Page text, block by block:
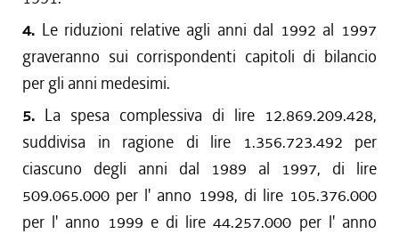
4. Le riduzioni relative agli anni dal 1992 al 1997
graveranno sui corrispondenti capitoli di bilancio
per gli anni medesimi.
5. La spesa complessiva di lire 12.869.209.428,
suddivisa in ragione di lire 1.356.723.492 per
ciascuno degli anni dal 1989 al 1997, di lire
509.065.000 per l' anno 1998, di lire 105.376.000
per l' anno 1999 e di lire 44.257.000 per l' anno